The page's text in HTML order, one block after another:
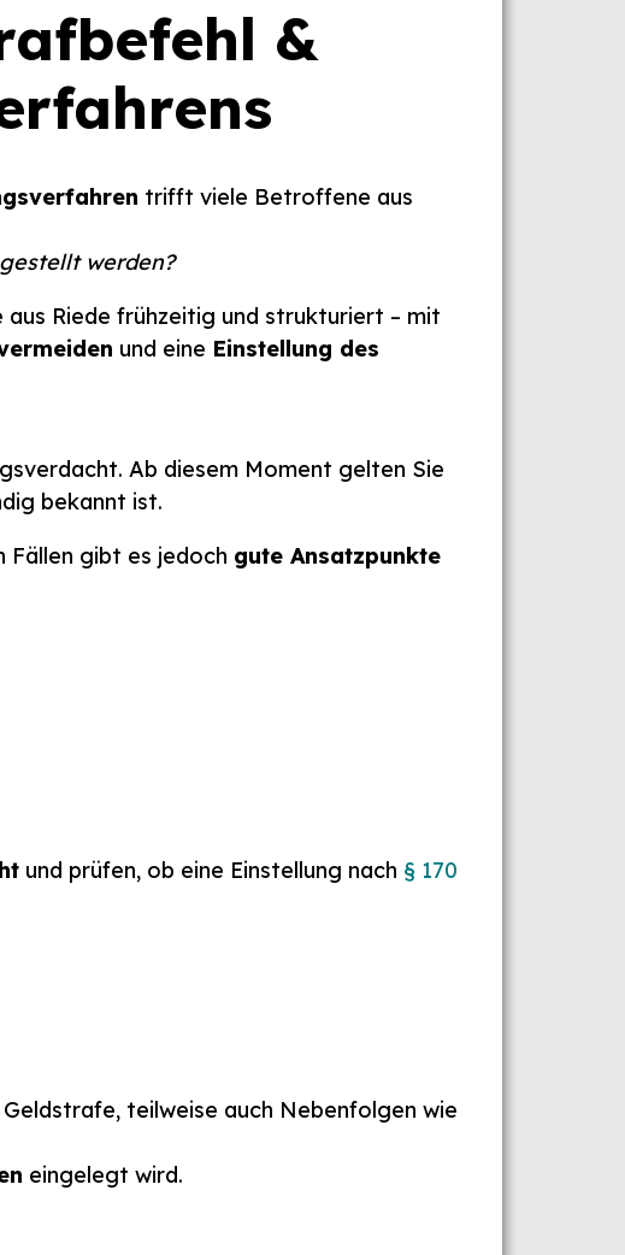
&
trifft viele Betroffene aus
werden?
Riede frühzeitig und strukturiert – mit
und eine Einstellung des
Ab diesem Moment gelten Sie
bekannt ist.
gibt es jedoch gute Ansatzpunkte
und prüfen, ob eine Einstellung nach § 170
teilweise auch Nebenfolgen wie
eingelegt wird.